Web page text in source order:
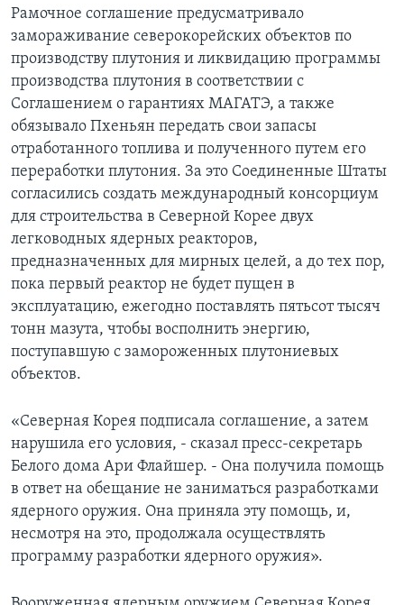
Языки
Рамочное соглашение предусматривало
замораживание северокорейских объектов по
производству плутония и ликвидацию программы
производства плутония в соответствии с
Соглашением о гарантиях МАГАТЭ, а также
обязывало Пхеньян передать свои запасы
отработанного топлива и полученного путем его
переработки плутония. За это Соединенные Штаты
согласились создать международный консорциум
для строительства в Северной Корее двух
легководных ядерных реакторов,
предназначенных для мирных целей, а до тех пор,
пока первый реактор не будет пущен в
эксплуатацию, ежегодно поставлять пятьсот тысяч
тонн мазута, чтобы восполнить энергию,
поступавшую с замороженных плутониевых
объектов.
«Северная Корея подписала соглашение, а затем
нарушила его условия, - сказал пресс-секретарь
Белого дома Ари Флайшер. - Она получила помощь
в ответ на обещание не заниматься разработками
ядерного оружия. Она приняла эту помощь, и,
несмотря на это, продолжала осуществлять
программу разработки ядерного оружия».